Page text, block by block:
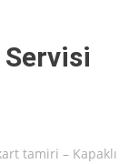
Servisi
tamiri – Kapaklı